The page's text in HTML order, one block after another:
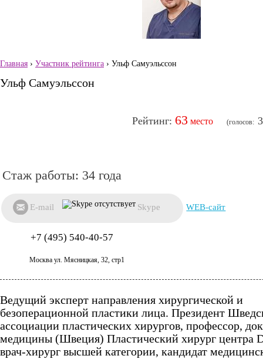
Главная › Участник рейтинга › Ульф Самуэльссон
Ульф Самуэльссон
63
34 года
E-mail Skype WEB-сайт
+7 (495) 540-40-57
Москва ул. Мясницкая, 32, стр1
Ведущий эксперт направления хирургической и
безоперационной пластики лица. Президент
ассоциации пластических хирургов, профессор,
медицины (Швеция) Пластический хирург центра
врач-хирург высшей категории, кандидат